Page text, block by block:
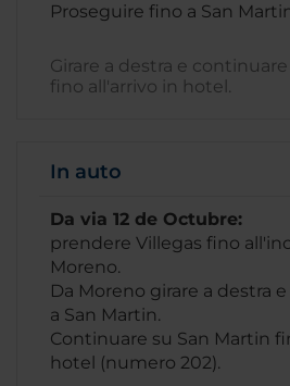
Proseguire fino a San
Girare a destra e
fino all'arrivo in hotel.
In auto
Da via 12 de Octubre:
prendere Villegas fino
Moreno.
Da Moreno girare a destra
a San Martin.
Continuare su San Martin
hotel (numero 202).